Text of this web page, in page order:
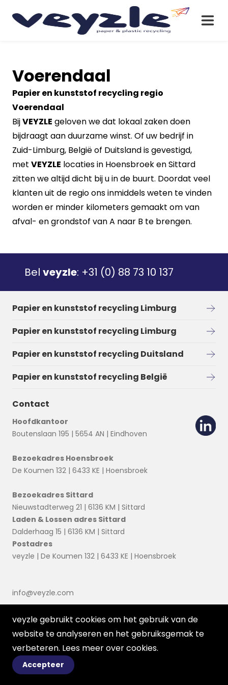
Voerendaal
Papier en kunststof recycling regio
Voerendaal
BijVEYZLE geloven we dat lokaal zaken doen
bijdraagt aan duurzame winst. Of uw bedrijf in
Zuid-Limburg, België of Duitsland is gevestigd,
met VEYZLE locaties in Hoensbroek en Sittard
zitten we altijd dicht bij u in de buurt. Doordat veel
klanten uit de regio ons inmiddels weten te vinden
worden er minder kilometers gemaakt om van
afval- en grondstof van A naar B te brengen.
Bel veyzle: +31 (0) 88 73 10 137
Papier en kunststof recycling Limburg
Papier en kunststof recycling Limburg
Papier en kunststof recycling Duitsland
Papier en kunststof recycling België
Contact
Hoofdkantoor
Boutenslaan 195 | 5654 AN | Eindhoven
Bezoekadres Hoensbroek
De Koumen 132 | 6433 KE | Hoensbroek
Bezoekadres Sittard
Nieuwstadterweg 21 | 6136 KM | Sittard
Laden & Lossen adres Sittard
Dalderhaag 15 | 6136 KM | Sittard
Postadres
veyzle | De Koumen 132 | 6433 KE | Hoensbroek
info@veyzle.com
© 2026 Ortessa
veyzle gebruikt cookies om het gebruik van de
website te analyseren en het gebruiksgemak te
verbeteren. Lees meer overcookies.
Accepteer